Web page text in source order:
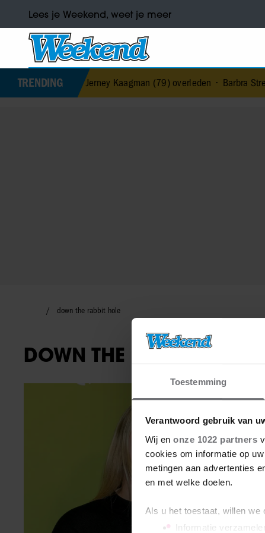
Toestemming
Verantwoord gebruik van
Wij en onze 1022 partners
cookies om informatie op
metingen aan advertenties
en met welke doelen.
Als u het toestaat, willen we
Informatie
Lees je Weekend, weet je meer
TRENDING
& Fire-zangeres Jerney Kaagman (79) overleden•Barbra
down the rabbit hole
DOWN THE RABBIT HOLE